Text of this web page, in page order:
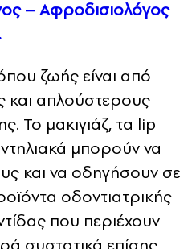
– Αφροδισιολόγος
ζωής είναι από
και απλούστερους
Το μακιγιάζ, τα lip
μπορούν να
και να οδηγήσουν σε
οδοντιατρικής
που περιέχουν